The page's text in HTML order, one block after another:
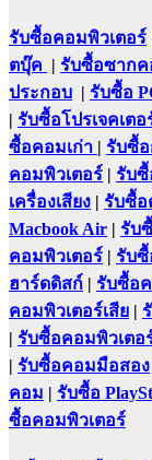
รับซื้อคอมพิวเตอร์
ตบุ๊ค | รับซื้อซากค
ประกอบ | รับซื้อ
| รับซื้อโปรเจคเตอ
ซื้อคอมเก่า | รับซื้
คอมพิวเตอร์ | รับ
เครื่องเสียง | รับซื้อ
Macbook Air | รับ
คอมพิวเตอร์ | รับ
ฮาร์ดดิสก์ | รับซื้อ
คอมพิวเตอร์เสีย |
| รับซื้อคอมพิวเตอ
| รับซื้อคอมมือสอง
คอม | รับซื้อ
ซื้อคอมพิวเตอร์